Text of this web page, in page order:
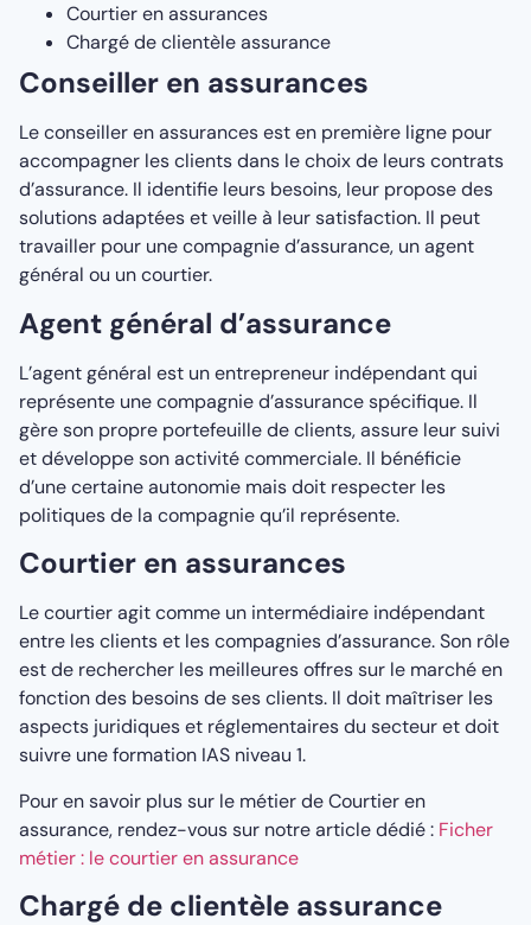
Courtier en assurances
Chargé de clientèle assurance
Conseiller en assurances
Le conseiller en assurances est en première ligne pour
accompagner les clients dans le choix de leurs contrats
d’assurance. Il identifie leurs besoins, leur propose des
solutions adaptées et veille à leur satisfaction. Il peut
travailler pour une compagnie d’assurance, un agent
général ou un courtier.
Agent général d’assurance
L’agent général est un entrepreneur indépendant qui
représente une compagnie d’assurance spécifique. Il
gère son propre portefeuille de clients, assure leur suivi
et développe son activité commerciale. Il bénéficie
d’une certaine autonomie mais doit respecter les
politiques de la compagnie qu’il représente.
Courtier en assurances
Le courtier agit comme un intermédiaire indépendant
entre les clients et les compagnies d’assurance. Son rôle
est de rechercher les meilleures offres sur le marché en
fonction des besoins de ses clients. Il doit maîtriser les
aspects juridiques et réglementaires du secteur et doit
suivre une formation IAS niveau 1.
Pour en savoir plus sur le métier de Courtier en
assurance, rendez-vous sur notre article dédié : Ficher
métier : le courtier en assurance
Chargé de clientèle assurance